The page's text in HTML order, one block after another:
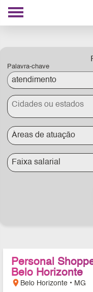
Palavra-chave
Áreas de atuação
Faixa salarial
Personal
Belo Horizonte
location_on Belo Horizonte • MG